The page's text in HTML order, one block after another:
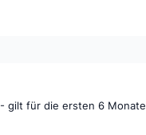
- gilt für die ersten 6 Monate